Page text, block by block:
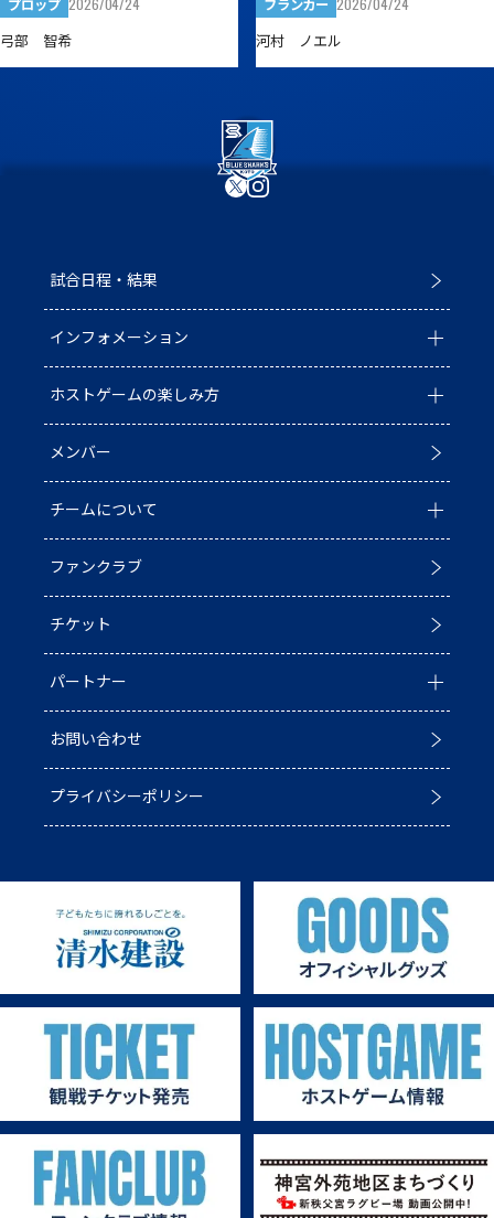
プロップ
弓部 智希
フランカー
河村 ノエル
試合日程・結果
インフォメーション
全ての記事
イベント
お知らせ
試合情報
普及活動
ACADEMY
ホストゲームの楽しみ方
ホストゲームについて
D1/D2入替戦
ホストゲーム最終
第6戦ホストゲーム
青鮫祭り2026
第4戦ホストゲーム
第3戦ホストゲーム
第1戦ホストゲーム
メンバー
チームについて
チーム情報
チームの歴史
ホストのご案内
ファンクラブ
チケット
パートナー
パートナー一覧
パートナー募集
お問い合わせ
プライバシーポリシー